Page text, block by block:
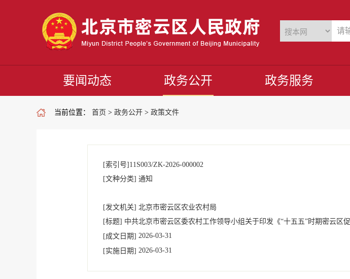
要闻动态 政务公开 政务服务
当前位置： 首页 > 政务公开 > 政策文件
[索引号] 11S003/ZK-2026-000002
[文种分类] 通知
[发文机关] 北京市密云区农业农村局
[标题] 中共北京市密云区委农村工作领导小组关于印发《“十五五”时期密云区
[成文日期] 2026-03-31
[实施日期] 2026-03-31